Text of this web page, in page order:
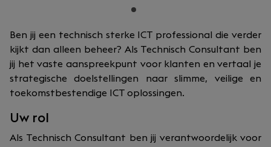
Ben jij een technisch sterke ICT professional die verder
kijkt dan alleen beheer? Als Technisch Consultant ben
jij het vaste aanspreekpunt voor klanten en vertaal je
strategische doelstellingen naar slimme, veilige en
toekomstbestendige ICT oplossingen.
Uw rol
Als Technisch Consultant ben jij verantwoordelijk voor